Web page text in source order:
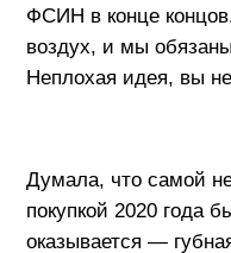
ФСИН в конце
воздух, и мы
Неплохая идея, вы
Думала, что самой
покупкой 2020 года
оказывается —